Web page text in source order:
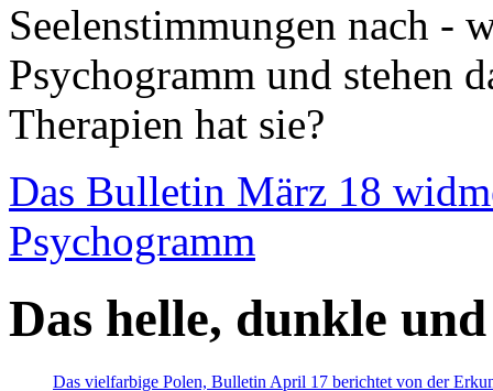
Seelenstimmungen nach -
Psychogramm und stehen
Therapien hat sie?
Das Bulletin März 18
Psychogramm
Das helle, dunkle
Das vielfarbige Polen, Bulletin April 17 berichtet von der